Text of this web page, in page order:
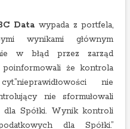
Data wypada z portfela,
wynikami głównym
w błąd przez zarząd
że kontrola
nie
nie sformułowali
Spółki. Wynik kontroli
dla Spółki.”